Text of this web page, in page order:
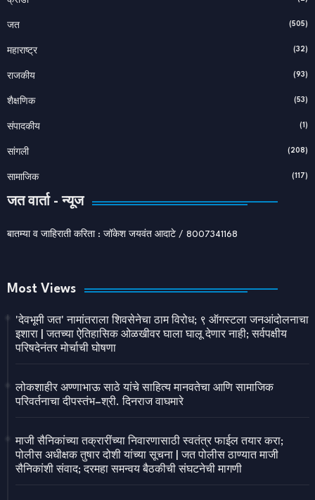
जत (505)
महाराष्ट्र (32)
राजकीय (93)
शैक्षणिक (53)
संपादकीय (1)
सांगली (208)
सामाजिक (117)
जत वार्ता - न्यूज
बातम्या व जाहिराती करिता : जॉकेश जयवंत आदाटे / 8007341168
Most Views
'देवभूमी जत' नामांतराला शिवसेनेचा ठाम विरोध; ९ ऑगस्टला जनआंदोलनाचा
इशारा | जतच्या ऐतिहासिक ओळखीवर घाला घालू देणार नाही; सर्वपक्षीय
परिषदेनंतर मोर्चाची घोषणा
लोकशाहीर अण्णाभाऊ साठे यांचे साहित्य मानवतेचा आणि सामाजिक
परिवर्तनाचा दीपस्तंभ–श्री. दिनराज वाघमारे
माजी सैनिकांच्या तक्रारींच्या निवारणासाठी स्वतंत्र फाईल तयार करा;
पोलीस अधीक्षक तुषार दोशी यांच्या सूचना | जत पोलीस ठाण्यात माजी
सैनिकांशी संवाद; दरमहा समन्वय बैठकीची संघटनेची मागणी